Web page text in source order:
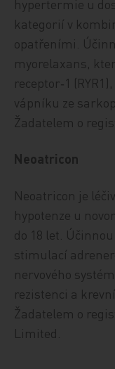
hypertermie u
kategorií v
opatřeními.
myorelaxans,
receptor‑1
vápníku ze
Žadatelem o
Neoatricon
Neoatricon je
hypotenze u
do 18 let.
stimulací
nervového
rezistenci a
Žadatelem o
Limited.